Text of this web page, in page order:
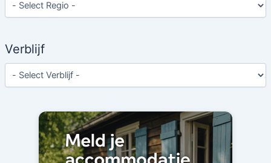
Verblijf